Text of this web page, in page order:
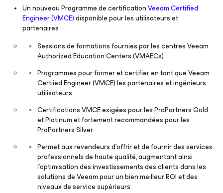
Un nouveau Programme de certificationVeeam Certified
Engineer (VMCE)disponible pour les utilisateurs et
partenaires :
Sessions de formations fournies par les centresVeeam
Authorized Education Centers(VMAECs)
Programmes pour former et certifier en tant queVeeam
Certiied Engineer(VMCE) les partenaires et ingénieurs
utilisateurs.
Certifications VMCE exigées pour les ProPartners Gold
et Platinum et fortement recommandées pour les
ProPartners Silver.
Permet aux revendeurs d’offrir et de fournir des services
professionnels de haute qualité, augmentant ainsi
l’optimisation des investissements des clients dans les
solutions de Veeam pour un bien meilleur ROI et des
niveaux de service supérieurs.